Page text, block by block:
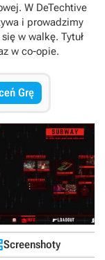
W DeTechtive
i prowadzimy
w walkę. Tytuł
w co-opie.
Grę
Screenshoty